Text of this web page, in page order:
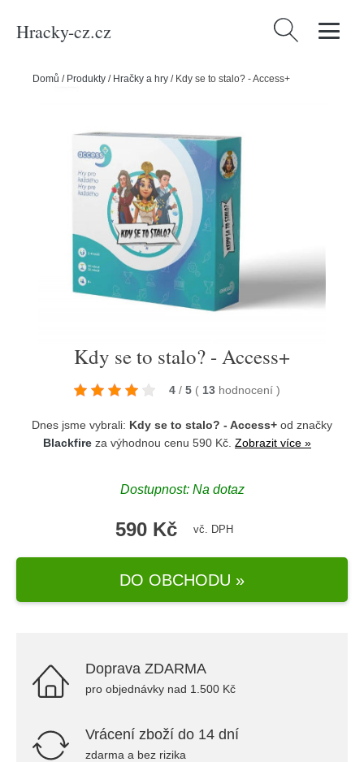
Hracky-cz.cz Vyhledávání
Domů / Produkty / Hračky a hry / Kdy se to stalo? - Access+
Kdy se to stalo? - Access+
4 / 5 ( 13 hodnocení )
Dnes jsme vybrali: Kdy se to stalo? - Access+ od značky
Blackfire za výhodnou cenu 590 Kč. Zobrazit více »
Dostupnost: Na dotaz
590 Kč vč. DPH
DO OBCHODU »
Doprava ZDARMA
pro objednávky nad 1.500 Kč
Vrácení zboží do 14 dní
zdarma a bez rizika